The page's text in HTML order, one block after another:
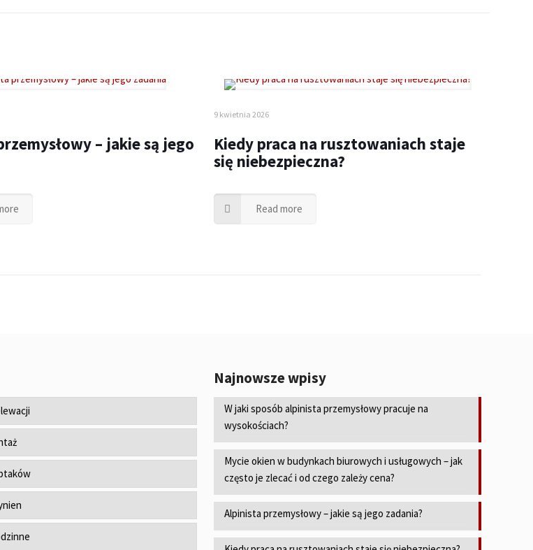
– jakie są jego
9 kwietnia 2026
Kiedy praca na rusztowaniach staje
się niebezpieczna?
Read more
Najnowsze wpisy
W jaki sposób alpinista przemysłowy pracuje na
wysokościach?
Mycie okien w budynkach biurowych i usługowych – jak
często je zlecać i od czego zależy cena?
Alpinista przemysłowy – jakie są jego zadania?